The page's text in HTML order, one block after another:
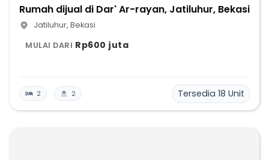
Rumah dijual di Dar' Ar-rayan, Jatiluhur, Bekasi
Jatiluhur, Bekasi
MULAI DARI Rp600 juta
2 2 Tersedia 18 Unit